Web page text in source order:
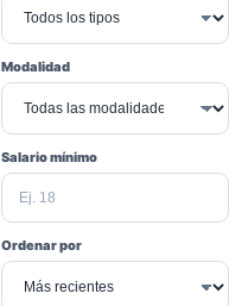
Modalidad
Salario mínimo
Ordenar por